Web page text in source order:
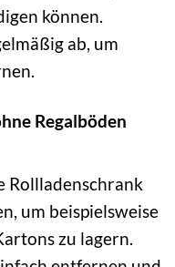
können.
ab, um
Regalböden
Rollladenschrank
um beispielsweise
zu lagern.